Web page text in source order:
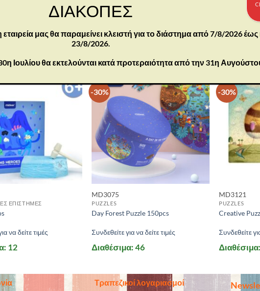
ΕΠΙΣΤΗΜΕΣ
να δείτε τιμές
12
-30%
MD3075
PUZZLES
Day Forest Puzzle 150pcs
Συνδεθείτε για να δείτε τιμές
Διαθέσιμα: 46
-30%
MD3121
PUZZLES
Creative
Συνδεθείτε
Τραπεζικοί λογαριασμοί
ΔΙΑΚΟΠΕΣ
μας θα παραμείνει κλειστή για το διάστημα από 7/8/2026 έως
23/8/2026.
Ιουλίου θα εκτελούνται κατά προτεραιότητα από την 31η